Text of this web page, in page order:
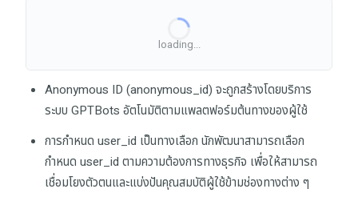
loading...
Anonymous ID (anonymous_id) จะถูกสร้างโดยบริการ
ระบบ GPTBots อัตโนมัติตามแพลตฟอร์มต้นทางของผู้ใช้
การกำหนด user_id เป็นทางเลือก นักพัฒนาสามารถเลือก
กำหนด user_id ตามความต้องการทางธุรกิจ เพื่อให้สามารถ
เชื่อมโยงตัวตนและแบ่งปันคุณสมบัติผู้ใช้ข้ามช่องทางต่าง ๆ